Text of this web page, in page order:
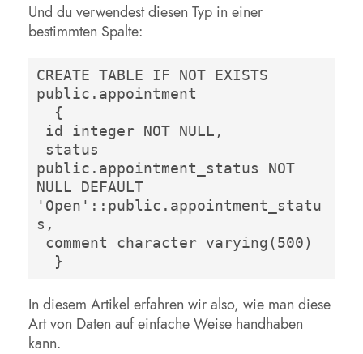
Und du verwendest diesen Typ in einer
bestimmten Spalte:
CREATE TABLE IF NOT EXISTS
public.appointment
public.appointment_status NOT
NULL DEFAULT
'Open'::public.appointment_statu
s,
  }
In diesem Artikel erfahren wir also, wie man diese
Art von Daten auf einfache Weise handhaben
kann.